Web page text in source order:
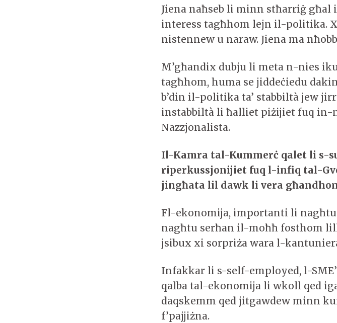
Jiena naħseb li minn stħarriġ
interess tagħhom lejn il-politika.
nistennew u naraw. Jiena ma
M’għandix dubju li meta n-nies
tagħhom, huma se jiddeċiedu
b’din il-politika ta’ stabbiltà jew
instabbiltà li ħalliet piżijiet fuq in-
Nazzjonalista.
Il-Kamra tal-Kummerċ qalet li s-
riperkussjonijiet fuq l-infiq tal-
jingħata lil dawk li vera
Fl-ekonomija, importanti li
nagħtu serħan il-moħħ fosthom
jsibux xi sorpriża wara l-
Infakkar li s-self-employed, l-
qalba tal-ekonomija li wkoll qed
daqskemm qed jitgawdew minn
f’pajjiżna.